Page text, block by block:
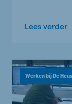
Lees verder
Werken bij De Heus